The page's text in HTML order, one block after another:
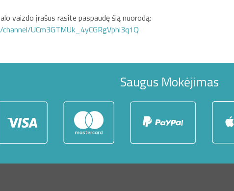
vaizdo įrašus rasite paspaudę šią nuorodą:
UCm3GTMUk_4yCGRgVphi3q1Q
Saugus Mokėjimas